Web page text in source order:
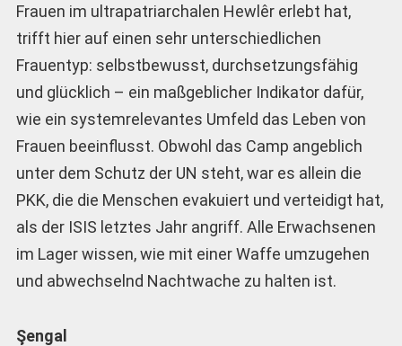
Frauen im ultrapatriarchalen Hewlêr erlebt hat,
trifft hier auf einen sehr unterschiedlichen
Frauentyp: selbstbewusst, durchsetzungsfähig
und glücklich – ein maßgeblicher Indikator dafür,
wie ein systemrelevantes Umfeld das Leben von
Frauen beeinflusst. Obwohl das Camp angeblich
unter dem Schutz der UN steht, war es allein die
PKK, die die Menschen evakuiert und verteidigt hat,
als der ISIS letztes Jahr angriff. Alle Erwachsenen
im Lager wissen, wie mit einer Waffe umzugehen
und abwechselnd Nachtwache zu halten ist.
Şengal